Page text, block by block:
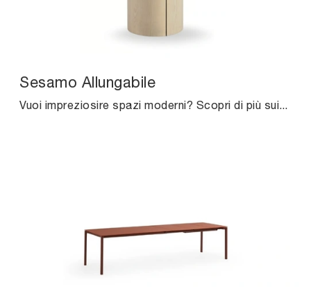
Sesamo Allungabile
Vuoi impreziosire spazi moderni? Scopri di più sui tavoli moderni allungabili: il modello da pranzo Sesamo Allungabile ti sta aspettando.